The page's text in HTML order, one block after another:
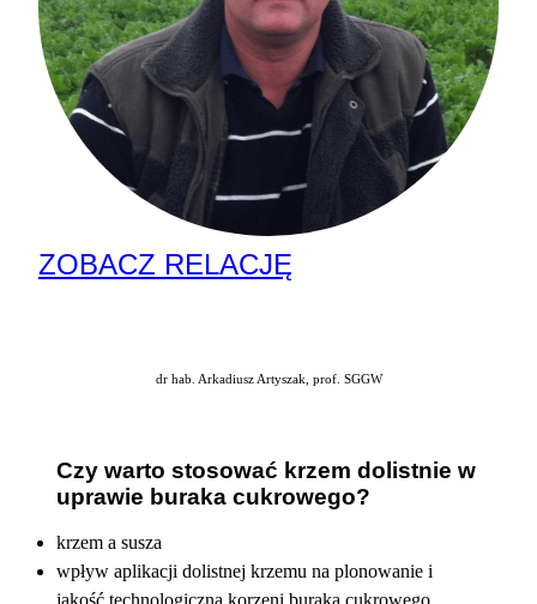
ZOBACZ RELACJĘ
dr hab. Arkadiusz Artyszak, prof. SGGW
Czy warto stosować krzem dolistnie w
uprawie buraka cukrowego?
krzem a susza
wpływ aplikacji dolistnej krzemu na plonowanie i
jakość technologiczną korzeni buraka cukrowego